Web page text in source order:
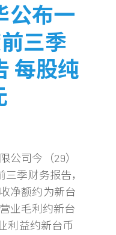
公布一
三季
每股纯
公司今（29）
季财务报告，
净额约为新台
业毛利约新台
利益约新台币